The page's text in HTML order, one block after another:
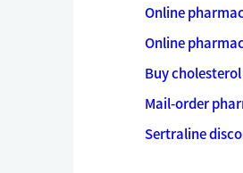
Online
Online
Buy
Mail-order
Sertraline